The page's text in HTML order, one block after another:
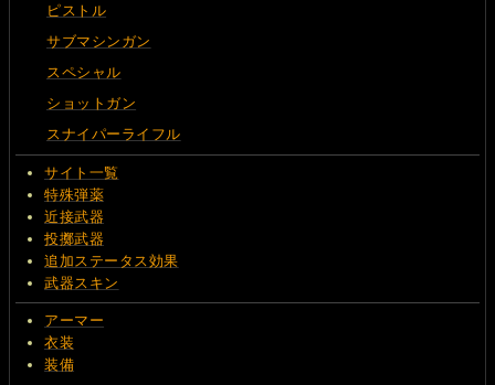
ピストル
サブマシンガン
スペシャル
ショットガン
スナイパーライフル
サイト一覧
特殊弾薬
近接武器
投擲武器
追加ステータス効果
武器スキン
アーマー
衣装
装備